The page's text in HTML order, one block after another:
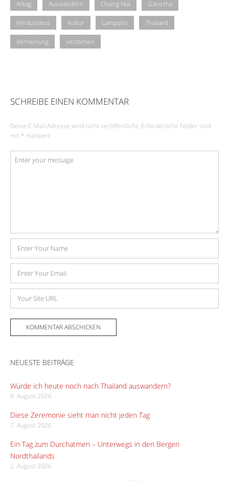
Alltag Auswandern Chaing Mai Ganesha
Hinduismus Kultur Lampuhn Thailand
Verneinung verstehen
SCHREIBE EINEN KOMMENTAR
Deine E-Mail-Adresse wird nicht veröffentlicht. Erforderliche Felder sind
mit * markiert
Kommentar
Name
Mail-
Website
NEUESTE BEITRÄGE
Würde ich heute noch nach Thailand auswandern?
9. August 2026
Diese Zeremonie sieht man nicht jeden Tag
7. August 2026
Ein Tag zum Durchatmen – Unterwegs in den Bergen
Nordthailands
2. August 2026